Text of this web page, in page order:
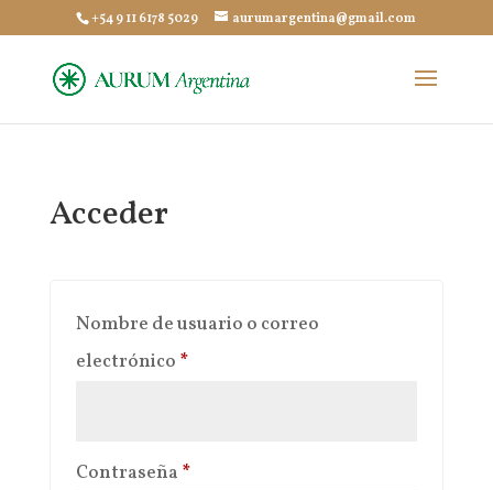
+54 9 11 6178 5029 aurumargentina@gmail.com
Acceder
Nombre de usuario o correo
electrónico *Obligatorio
Contraseña *Obligatorio